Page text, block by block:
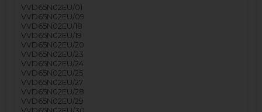
VVD65N02EU/01
VVD65N02EU/09
VVD65N02EU/18
VVD65N02EU/19
VVD65N02EU/20
VVD65N02EU/23
VVD65N02EU/24
VVD65N02EU/25
VVD65N02EU/27
VVD65N02EU/28
VVD65N02EU/29